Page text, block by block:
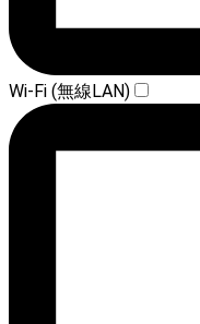
Wi-Fi (無線LAN)